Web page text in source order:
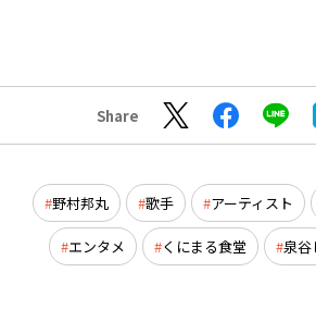
Share
野村邦丸 歌手 アーティスト
エンタメ くにまる食堂 泉谷